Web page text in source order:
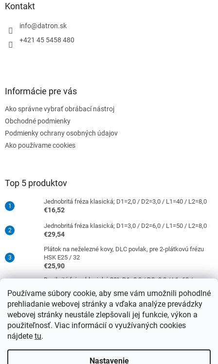
Používame súbory cookie, aby sme vám umožnili pohodlné
prehliadanie webovej stránky a vďaka analýze prevádzky
webovej stránky neustále zlepšovali jej funkcie, výkon a
použiteľnosť. Viac informácií o využívaných cookies
nájdete tu.
Nastavenie
Kontakt
info@datron.sk
+421 45 5458 480
Informácie pre vás
Ako správne vybrať obrábací nástroj
Obchodné podmienky
Podmienky ochrany osobných údajov
Ako používame cookies
Top 5 produktov
Jednobritá fréza klasická; D1=2,0 / D2=3,0 / L1=40 / L2=8,0
€16,52
Jednobritá fréza klasická; D1=3,0 / D2=6,0 / L1=50 / L2=8,0
€29,54
Plátok na neželezné kovy, DLC povlak, pre 2-plátkovú frézu
HSK E25 / 32
€25,90
Dvojbritá fréza klasická 30°; D1=8,0 / D2=8,0 / L1=63 /
€38,33
Jednobritá fréza klasická; D1=4,0 / D2=6,0 / L1=50 / L2=10,0
€29,54